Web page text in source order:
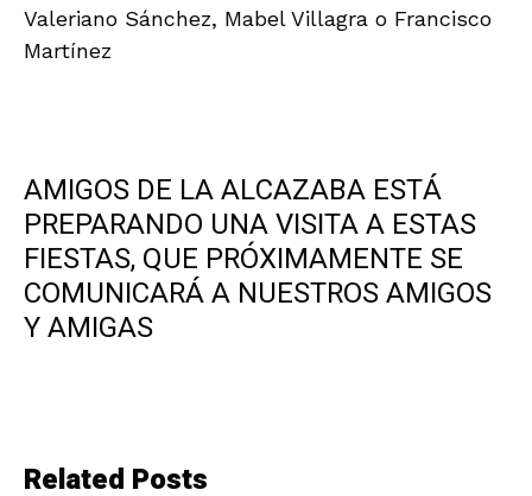
Valeriano Sánchez, Mabel Villagra o Francisco
Martínez
AMIGOS DE LA ALCAZABA ESTÁ
PREPARANDO UNA VISITA A ESTAS
FIESTAS, QUE PRÓXIMAMENTE SE
COMUNICARÁ A NUESTROS AMIGOS
Y AMIGAS
Related Posts